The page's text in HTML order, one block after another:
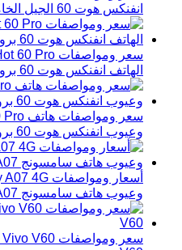
انفنكس هوت 60 الجيل الخامس
الهاتف انفنكس هوت 60 برو
وعيوب انفنكس هوت 60 برو بلس.
وعيوب هاتف سامسونج A07